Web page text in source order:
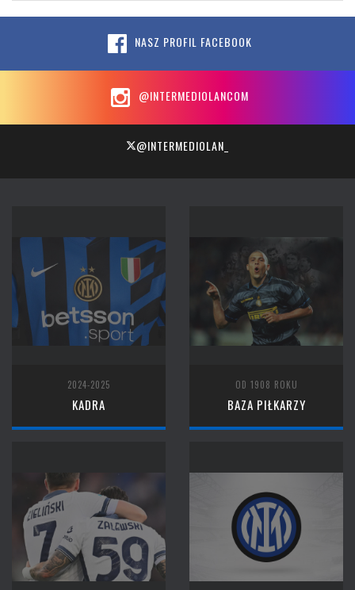
NASZ PROFIL FACEBOOK
@INTERMEDIOLANCOM
@INTERMEDIOLAN_
2024-2025
KADRA
OD 1908 ROKU
BAZA PIŁKARZY